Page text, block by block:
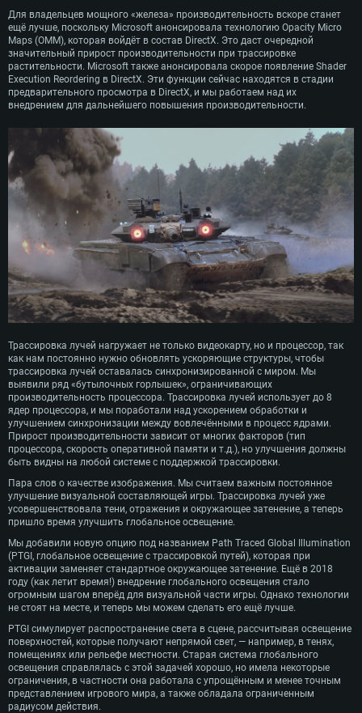
Для владельцев мощного «железа» производительность вскоре станет
ещё лучше, поскольку Microsoft анонсировала технологию Opacity Micro
Maps (OMM), которая войдёт в состав DirectX. Это даст очередной
значительный прирост производительности при трассировке
растительности. Microsoft также анонсировала скорое появление Shader
Execution Reordering в DirectX. Эти функции сейчас находятся в стадии
предварительного просмотра в DirectX, и мы работаем над их
внедрением для дальнейшего повышения производительности.
Трассировка лучей нагружает не только видеокарту, но и процессор, так
как нам постоянно нужно обновлять ускоряющие структуры, чтобы
трассировка лучей оставалась синхронизированной с миром. Мы
выявили ряд «бутылочных горлышек», ограничивающих
производительность процессора. Трассировка лучей использует до 8
ядер процессора, и мы поработали над ускорением обработки и
улучшением синхронизации между вовлечёнными в процесс ядрами.
Прирост производительности зависит от многих факторов (тип
процессора, скорость оперативной памяти и т.д.), но улучшения должны
быть видны на любой системе с поддержкой трассировки.
Пара слов о качестве изображения. Мы считаем важным постоянное
улучшение визуальной составляющей игры. Трассировка лучей уже
усовершенствовала тени, отражения и окружающее затенение, а теперь
пришло время улучшить глобальное освещение.
Мы добавили новую опцию под названием Path Traced Global Illumination
(PTGI, глобальное освещение с трассировкой путей), которая при
активации заменяет стандартное окружающее затенение. Ещё в 2018
году (как летит время!) внедрение глобального освещения стало
огромным шагом вперёд для визуальной части игры. Однако технологии
не стоят на месте, и теперь мы можем сделать его ещё лучше.
PTGI симулирует распространение света в сцене, рассчитывая освещение
поверхностей, которые получают непрямой свет, — например, в тенях,
помещениях или рельефе местности. Старая система глобального
освещения справлялась с этой задачей хорошо, но имела некоторые
ограничения, в частности она работала с упрощённым и менее точным
представлением игрового мира, а также обладала ограниченным
радиусом действия.